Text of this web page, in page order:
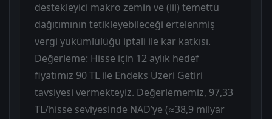
destekleyici makro zemin ve (iii) temettü
dağıtımının tetikleyebileceği ertelenmiş
vergi yükümlülüğü iptali ile kar katkısı.
Değerleme: Hisse için 12 aylık hedef
fiyatımız 90 TL ile Endeks Üzeri Getiri
tavsiyesi vermekteyiz. Değerlememiz, 97,33
TL/hisse seviyesinde NAD’ye (≈38,9 milyar